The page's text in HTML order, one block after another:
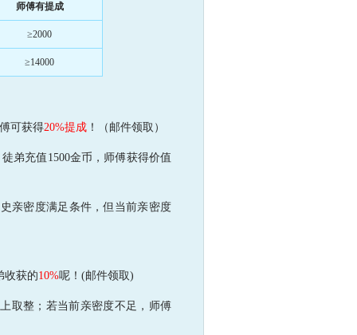
师傅有提成
≥2000
≥14000
可获得20%提成 ！（邮件领取）
弟充值1500金币，师傅获得价值
亲密度满足条件，但当前亲密度
收获的10%呢！(邮件领取)
取整；若当前亲密度不足，师傅